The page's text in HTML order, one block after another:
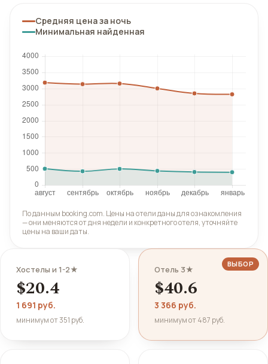
Средняя цена за ночь
Минимальная найденная
По данным booking.com. Цены на отели даны для ознакомления
— они меняются от дня недели и конкретного отеля, уточняйте
цены на ваши даты.
Хостелы и 1-2★
$20.4
1 691 руб.
минимум от 351 руб.
ВЫБОР
Отель 3★
$40.6
3 366 руб.
минимум от 487 руб.